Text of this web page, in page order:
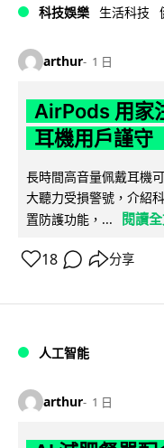
科技娛樂 生活科技
arthur 1 日
AirPods 用家
耳機用戶謹
長時間高音量佩戴耳機
大聽力受損警號，介紹
置防護功能，...
閱讀
18 分享
人工智能
arthur 1 日